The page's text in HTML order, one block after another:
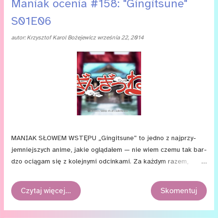
Maniak ocenia #158: "Gingitsune"
S01E06
autor:Krzysztof Karol Bożejewicz września 22, 2014
MA­NIAK SŁO­WEM WSTĘPU „Gin­git­su­ne” to jed­no z naj­przy­
jem­niej­szych ani­me, ja­kie oglą­da­łem — nie wiem cze­mu tak bar­
dzo ocią­gam się z ko­lej­ny­mi od­cin­ka­mi. Za każ­dym ra­zem,
no­szę się do cu­dow­nej, sie­lan­ko­wej i opty­mi­stycz­nej kra­iny,
w któ­rej, na­wet je­śli po­ja­wią się pew­ne pro­ble­my, to z po­mo­cą
przy­ja­ciół moż­na je za­wsze roz­wią­zać. Opo­wieść o sin­to­istycz­
Czytaj więcej… Skomentuj